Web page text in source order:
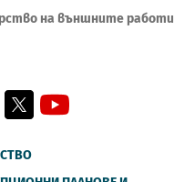
на външните работи
Facebook
X